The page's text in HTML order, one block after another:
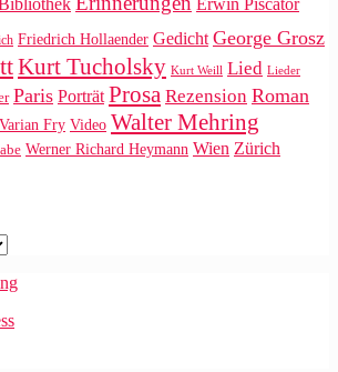
Erwin Piscator
Friedrich Hollaender Gedicht George Grosz
Kurt Tucholsky Kurt Weill Lied Lieder
Paris Porträt Prosa Rezension Roman
Varian Fry Video Walter Mehring
Werner Richard Heymann Wien Zürich